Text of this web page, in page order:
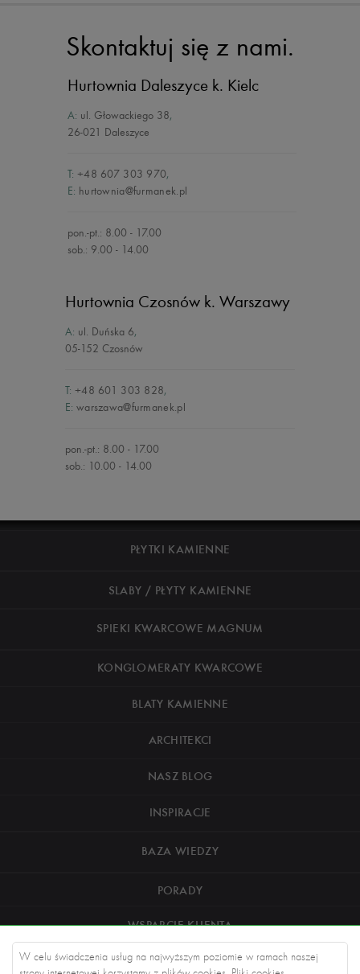
W celu świadczenia usług na najwyższym poziomie w ramach naszej
Skontaktuj się z nami.
Hurtownia Daleszyce k. Kielc
A: ul. Głowackiego 38,
26-021 Daleszyce
T: +48 607 303 970,
E: hurtownia@furmanek.pl
pon.-pt.: 8.00 - 17.00
sob.: 9.00 - 14.00
Hurtownia Czosnów k. Warszawy
A: ul. Duńska 6,
05-152 Czosnów
T: +48 601 303 828,
E: warszawa@furmanek.pl
pon.-pt.: 8.00 - 17.00
sob.: 10.00 - 14.00
PŁYTKI KAMIENNE
SLABY / PŁYTY KAMIENNE
SPIEKI KWARCOWE MAGNUM
KONGLOMERATY KWARCOWE
BLATY KAMIENNE
ARCHITEKCI
NASZ BLOG
INSPIRACJE
BAZA WIEDZY
PORADY
WSPARCIE KLIENTA
O NAS